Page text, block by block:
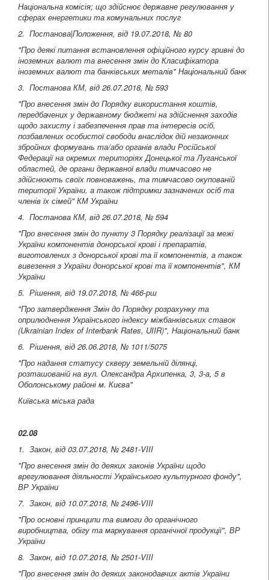
Національна комісія; що здійснює державне регулювання у
сферах енергетики та комунальних послуг
2. Постанова|Положення, від 19.07.2018, № 80
"Про деякі питання встановлення офіційного курсу гривні до
іноземних валют та внесення змін до Класифікатора
іноземних валют та банківських металів" Національний банк
3. Постанова КМ, від 26.07.2018, № 593
"Про внесення змін до Порядку використання коштів,
передбачених у державному бюджеті на здійснення заходів
щодо захисту і забезпечення прав та інтересів осіб,
позбавлених особистої свободи внаслідок дій незаконних
збройних формувань та/або органів влади Російської
Федерації на окремих територіях Донецької та Луганської
областей, де органи державної влади тимчасово не
здійснюють своїх повноважень, та тимчасово окупованій
території України, а також підтримки зазначених осіб та
членів їх сімей" КМ України
4. Постанова КМ, від 26.07.2018, № 594
"Про внесення змін до пункту 3 Порядку реалізації за межі
України компонентів донорської крові і препаратів,
виготовлених з донорської крові та її компонентів, а також
вивезення з України донорської крові та її компонентів", КМ
України
5. Рішення, від 19.07.2018, № 466-рш
"Про затвердження Змін до Порядку розрахунку та
оприлюднення Українського індексу міжбанківських ставок
(Ukrainian Index of Interbank Rates, UIIR)", Національний банк
6. Рішення, від 26.06.2018, № 1011/5075
"Про надання статусу скверу земельній ділянці,
розташованій на вул. Олександра Архипенка, 3, 3-а, 5 в
Оболонському районі м. Києва"
Київська міська рада
02.08
1. Закон, від 03.07.2018, № 2481-VIII
"Про внесення змін до деяких законів України щодо
врегулювання діяльності Українського культурного фонду",
ВР України
7. Закон, від 10.07.2018, № 2496-VIII
"Про основні принципи та вимоги до органічного
виробництва, обігу та маркування органічної продукції", ВР
України
8. Закон, від 10.07.2018, № 2501-VIII
"Про внесення змін до деяких законодавчих актів України